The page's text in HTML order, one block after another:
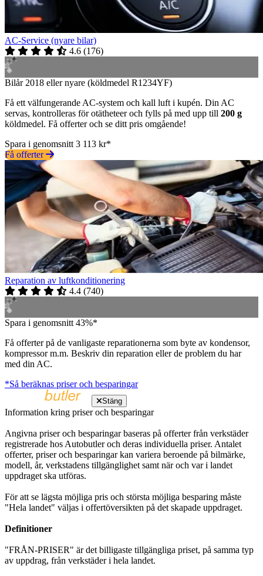
AC-Service (nyare bilar)
4.6 (176)
Bilår 2018 eller nyare (köldmedel R1234YF)
Få ett välfungerande AC-system och kall luft i kupén. Din AC
servas, kontrolleras för otätheteer och fylls på med upp till 200 g
köldmedel. Få offerter och se ditt pris omgående!
Spara i genomsnitt 3 113 kr*
Få offerter
Reparation av luftkonditionering
4.4 (740)
Spara i genomsnitt 43%*
Få offerter på de vanligaste reparationerna som byte av kondensor,
kompressor m.m. Beskriv din reparation eller de problem du har
med din AC.
*Så beräknas priser och besparingar
Stäng
Information kring priser och besparingar
Angivna priser och besparingar baseras på offerter från verkstäder
registrerade hos Autobutler och deras individuella priser. Antalet
offerter, priser och besparingar kan variera beroende på bilmärke,
modell, år, verkstadens tillgänglighet samt när och var i landet
uppdraget ska utföras.
För att se lägsta möjliga pris och största möjliga besparing måste
"Hela landet" väljas i offertöversikten på det skapade uppdraget.
Definitioner
"FRÅN-PRISER" är det billigaste tillgängliga priset, på samma typ
av uppdrag, från verkstäder i hela landet.